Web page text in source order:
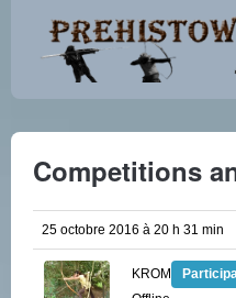
Competitions
25 octobre 2016 à 20 h 31 min
KROM